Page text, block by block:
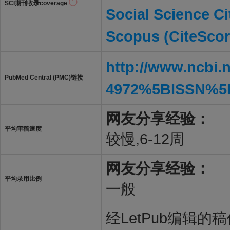
SCI期刊收录coverage
Social Science
Scopus
PubMed Central (PMC)链接
http://
平均审稿速度
网友分享经验：
较慢,6-12周
平均录用比例
网友分享经验：
一般
经LetPub编辑的